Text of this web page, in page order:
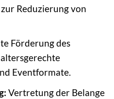
Reduzierung von
Förderung des
Eventformate.
Vertretung der Belange